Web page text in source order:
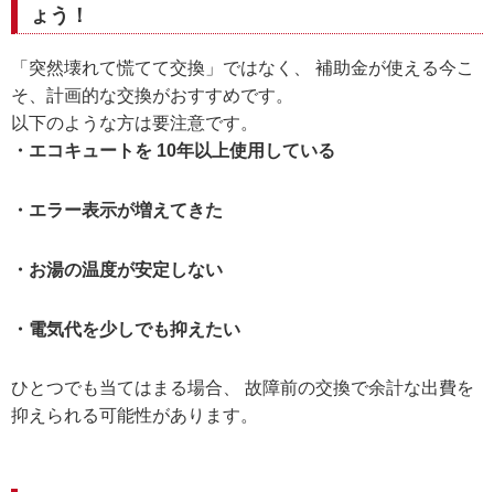
ょう！
「突然壊れて慌てて交換」ではなく、 補助金が使える今こ
そ、計画的な交換がおすすめです。
以下のような方は要注意です。
・エコキュートを 10年以上使用している
・エラー表示が増えてきた
・お湯の温度が安定しない
・電気代を少しでも抑えたい
ひとつでも当てはまる場合、 故障前の交換で余計な出費を
抑えられる可能性があります。